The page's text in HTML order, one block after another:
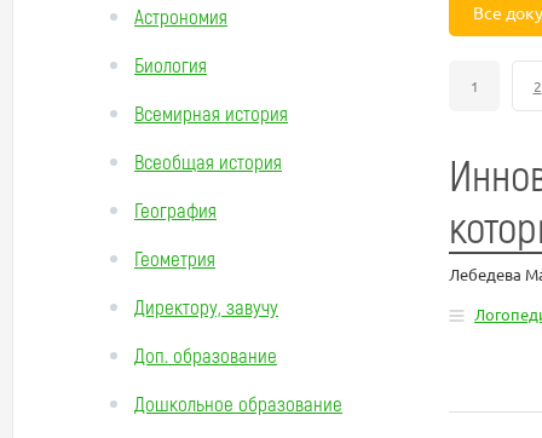
Астрономия
Биология
Всемирная история
Всеобщая история
География
Геометрия
Директору, завучу
Доп. образование
Дошкольное образование
Все
1 2
Лебедева